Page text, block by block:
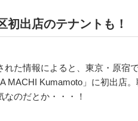
初出店のテナントも！
れた情報によると、東京・原宿
MACHI Kumamoto」に初出店
なのだとか・・・！